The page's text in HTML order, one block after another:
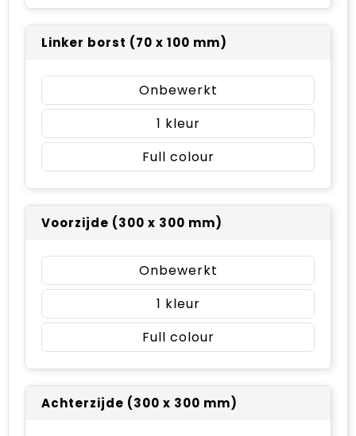
Linker borst (70 x 100 mm)
Onbewerkt
1
Full colour
Voorzijde (300 x 300 mm)
Onbewerkt
1
Full colour
Achterzijde (300 x 300 mm)